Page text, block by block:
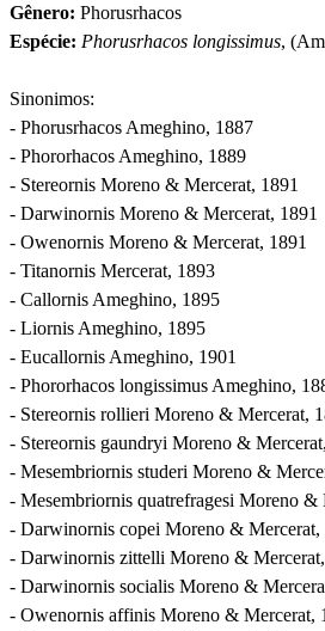
Gênero: Phorusrhacos
Espécie: Phorusrhacos longissimus,
Sinonimos:
- Phorusrhacos Ameghino, 1887
- Phororhacos Ameghino, 1889
- Stereornis Moreno & Mercerat, 1891
- Darwinornis Moreno & Mercerat, 1891
- Owenornis Moreno & Mercerat, 1891
- Titanornis Mercerat, 1893
- Callornis Ameghino, 1895
- Liornis Ameghino, 1895
- Eucallornis Ameghino, 1901
- Phororhacos longissimus Ameghino,
- Stereornis rollieri Moreno & Mercerat,
- Stereornis gaundryi Moreno &
- Mesembriornis studeri Moreno &
- Mesembriornis quatrefragesi Moreno &
- Darwinornis copei Moreno & Mercerat,
- Darwinornis zittelli Moreno & Mercerat,
- Darwinornis socialis Moreno &
- Owenornis affinis Moreno & Mercerat,